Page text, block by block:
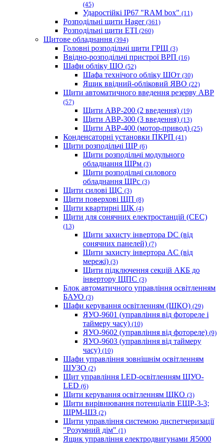
(45)
Ударостійкі IP67 "RAM box" (11)
Розподільні щити Hager (361)
Розподільні щити ETI (260)
Щитове обладнання (394)
Головні розподільчі щити ГРЩ (3)
Ввідно-розподільчі пристрої ВРП (16)
Шафи обліку ШО (52)
Шафа технічого обліку ШОт (30)
Ящик ввідний-обліковий ЯВО (22)
Щити автоматичного введення резерву АВР
(57)
Щити АВР-200 (2 введення) (19)
Щити АВР-300 (3 введення) (13)
Щити АВР-400 (мотор-привод) (25)
Конденсаторні установки ПКРП (41)
Щити розподільчі ЩР (6)
Щити розподільчі модульного
обладнання ЩРм (3)
Щити розподільчі силового
обладнання ЩРс (3)
Щити силові ЩС (3)
Щити поверхові ЩП (8)
Щити квартирні ЩК (4)
Щити для сонячних електростанцій (СЕС)
(13)
Щити захисту інвертора DC (від
сонячних панелей) (7)
Щити захисту інвертора AC (від
мережі) (3)
Щити підключення секцій АКБ до
інвертору ЩПС (3)
Блок автоматичного управління освітленням
БАУО (3)
Шафи керування освітленням (ШКО) (29)
ЯУО-9601 (управління від фотореле і
таймеру часу) (10)
ЯУО-9602 (управління від фотореле) (9)
ЯУО-9603 (управління від таймеру
часу) (10)
Шафи управління зовнішнім освітленням
ШУЗО (2)
Щит управління LED-освітленням ЩУО-
LED (6)
Щити керування освітленням ЩКО (3)
Щити вирівнювання потенціалів ЕЩР-3-3;
ЩРМ-ШЗ (2)
Щити управління системою диспетчеризації
"Розумний дім" (1)
Ящик управління електродвигунами Я5000